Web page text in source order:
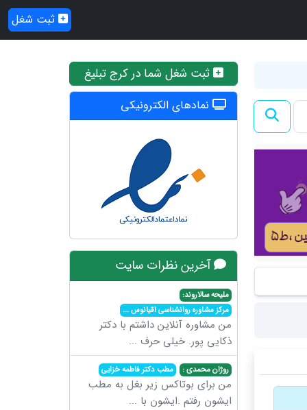
ثبت شغل
ثبت شغل شما در کرج تبلیغ
نمادهای الکترونیکی
آخرین نظرات سایت
ملیحه سالاروند:
مرکز مشاوره روانشناسی اقیانوس...
من مشاوره آنلاین داشتم با دکتر
ذکایی پور. خیلی حرف ...
روژان محمدی : مطب دکتر فاطمه خزایی
من برای بوتاکس زیر بغل به مطب
ایشون رفتم .ایشون با ...